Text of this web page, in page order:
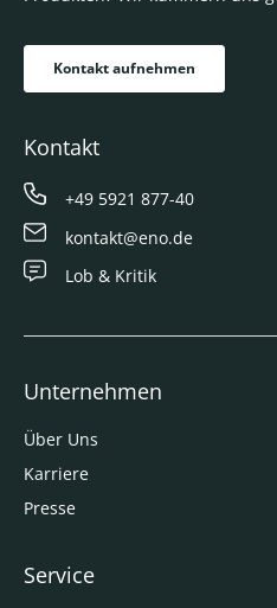
Kontakt aufnehmen
Kontakt
+49 5921 877-40
kontakt@eno.de
Lob & Kritik
Unternehmen
Über Uns
Karriere
Presse
Service